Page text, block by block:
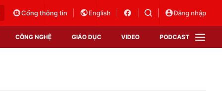
Cổng thông tin English Đăng nhập
CÔNG NGHỆ GIÁO DỤC VIDEO PODCAST
VTV Sức khoẻ